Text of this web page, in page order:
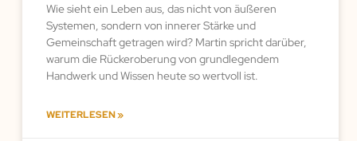
Wie sieht ein Leben aus, das nicht von äußeren
Systemen, sondern von innerer Stärke und
Gemeinschaft getragen wird? Martin spricht darüber,
warum die Rückeroberung von grundlegendem
Handwerk und Wissen heute so wertvoll ist.
WEITERLESEN »